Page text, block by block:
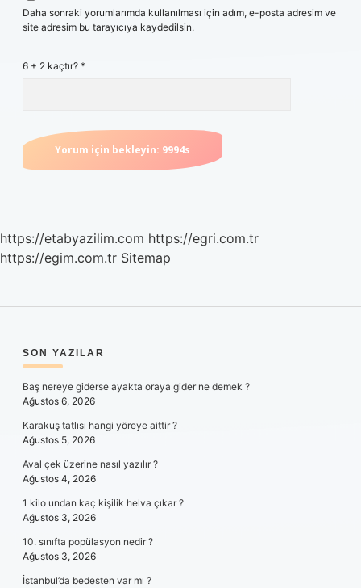
Daha sonraki yorumlarımda kullanılması için adım, e-posta adresim ve
site adresim bu tarayıcıya kaydedilsin.
6 + 2 kaçtır? *
https://etabyazilim.com https://egri.com.tr
https://egim.com.tr Sitemap
SIDEBAR
SON YAZILAR
Baş nereye giderse ayakta oraya gider ne demek ?
Ağustos 6, 2026
Karakuş tatlısı hangi yöreye aittir ?
Ağustos 5, 2026
Aval çek üzerine nasıl yazılır ?
Ağustos 4, 2026
1 kilo undan kaç kişilik helva çıkar ?
Ağustos 3, 2026
10. sınıfta popülasyon nedir ?
Ağustos 3, 2026
İstanbul’da bedesten var mı ?